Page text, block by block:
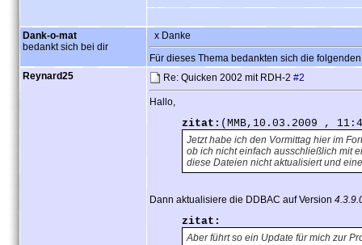
Dank-o-mat
bedankt sich bei dir
x Danke
Für dieses Thema bedankten sich die
Reynard25
Re: Quicken 2002 mit RDH-2 #2
Hallo,
zitat: (MMB,10.03.2009 ,
Jetzt habe ich den Vormittag hier im
ob ich nicht einfach ausschließlich mit
diese Dateien nicht aktualisiert und
Dann aktualisiere die DDBAC auf Version
zitat:
Aber führt so ein Update für mich zur